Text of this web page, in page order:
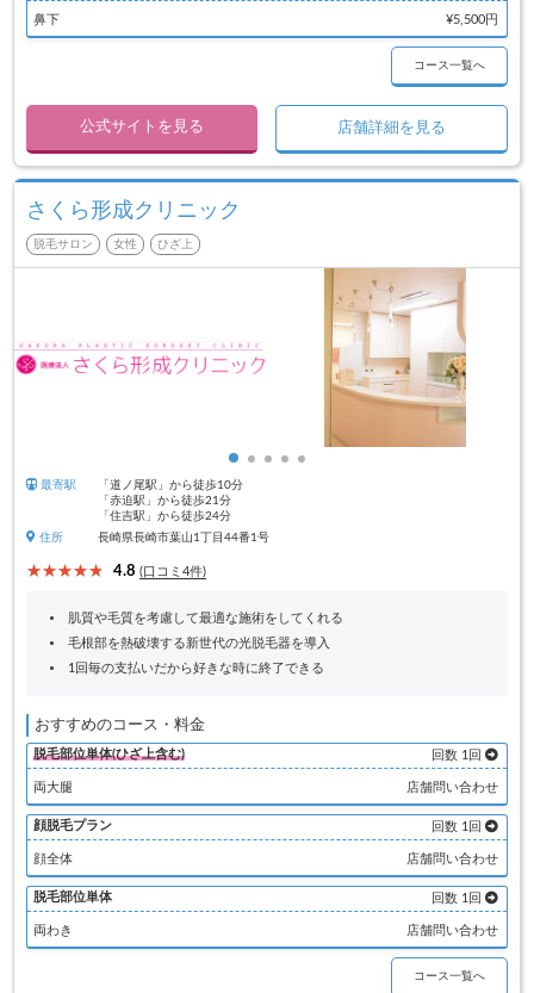
鼻下 ¥5,500円
コース一覧へ
公式サイトを見る 店舗詳細を見る
さくら形成クリニック
脱毛サロン 女性 ひざ上
最寄駅
「道ノ尾駅」から徒歩10分
「赤迫駅」から徒歩21分
「住吉駅」から徒歩24分
住所
長崎県長崎市葉山1丁目44番1号
4.8 (口コミ4件)
肌質や毛質を考慮して最適な施術をしてくれる
毛根部を熱破壊する新世代の光脱毛器を導入
1回毎の支払いだから好きな時に終了できる
おすすめのコース・料金
脱毛部位単体(ひざ上含む) 回数 1回
両大腿 店舗問い合わせ
顔脱毛プラン 回数 1回
顔全体 店舗問い合わせ
脱毛部位単体 回数 1回
両わき 店舗問い合わせ
コース一覧へ